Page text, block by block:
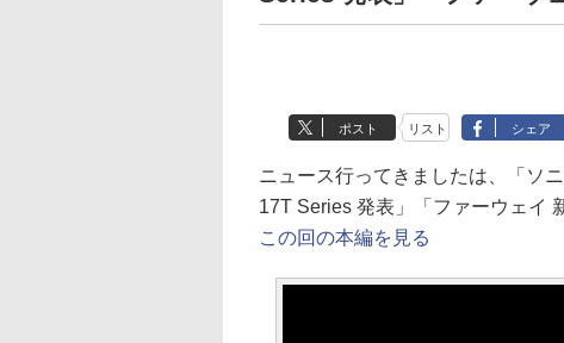
ポスト リスト シェア
ニュース行ってきましたは、「ソ
17T Series 発表」「ファーウェイ
この回の本編を見る